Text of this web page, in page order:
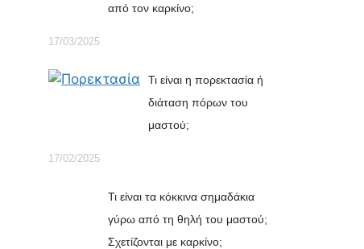
από τον καρκίνο;
17/03/2025
Τι είναι η πορεκτασία ή
διάταση πόρων του
μαστού;
17/02/2025
Τι είναι τα κόκκινα σημαδάκια
γύρω από τη θηλή του μαστού;
Σχετίζονται με καρκίνο;